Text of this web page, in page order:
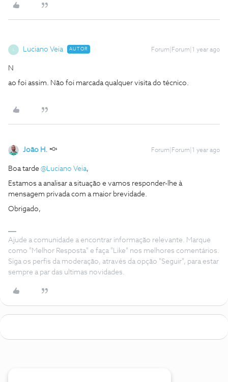
Luciano Veia AUTOR Forum|Forum|1 year ago
N
ao foi assim. Não foi marcada qualquer visita do técnico.
João H. Forum|Forum|1 year ago
Boa tarde ​ @Luciano Veia,
Estamos a analisar a situação e vamos responder-lhe à
mensagem privada com a maior brevidade.
Obrigado,
Ajude a comunidade a encontrar informação relevante. Marque
como "Melhor Resposta" e faça "Like" nos melhores comentários.
Siga os perfis da moderação, através da opção "Seguir", para estar
sempre a par das ultimas novidades.